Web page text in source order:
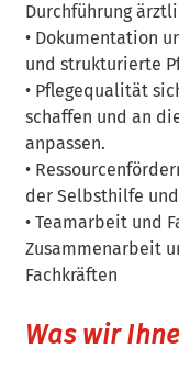
Durchführung
• Dokumentation
und strukturierte
• Pflegequalität
schaffen und an
anpassen.
•
der Selbsthilfe
• Teamarbeit und
Zusammenarbeit
Fachkräften
Was wir